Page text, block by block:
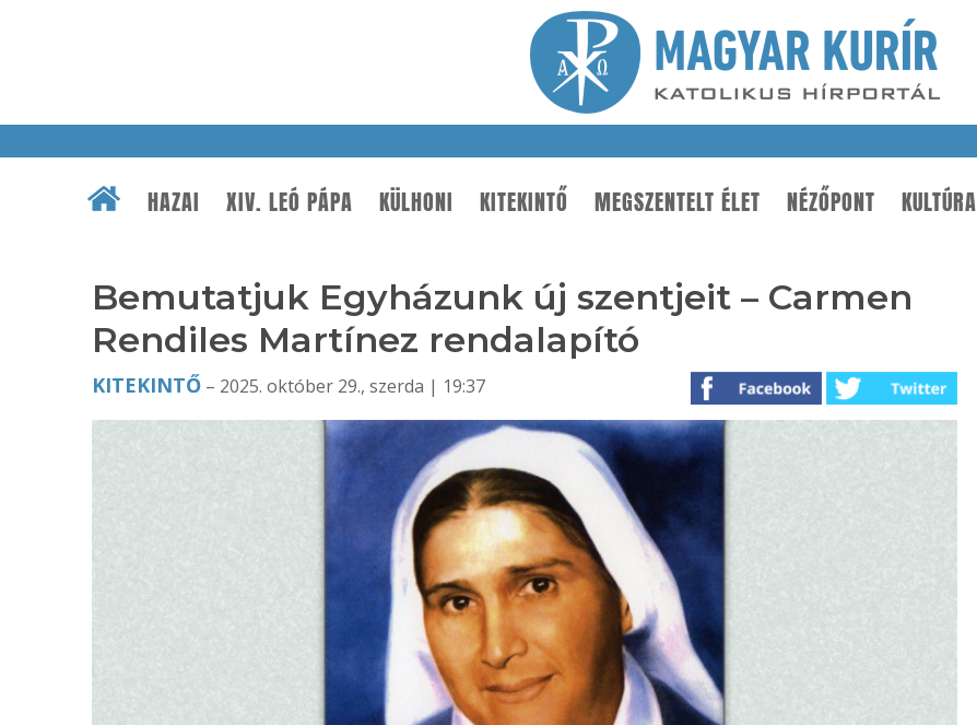
HAZAI XIV. LEÓ PÁPA KÜLHONI KITEKINTŐ MEGSZENTELT ÉLET NÉZŐPONT KULTÚRA
Bemutatjuk Egyházunk új szentjeit – Carmen
Rendiles Martínez rendalapító
KITEKINTŐ – 2025. október 29., szerda | 19:37